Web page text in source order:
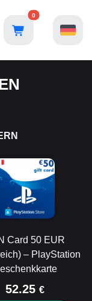
0
Card 50 EUR
– PlayStation
52.25 €